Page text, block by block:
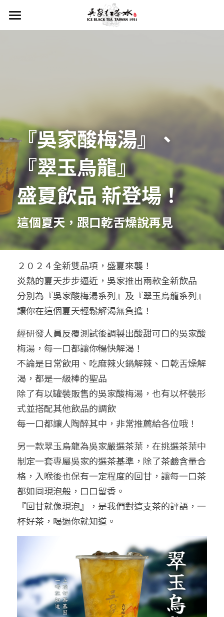
首頁
聯絡我們
加盟專線
搜索
察理王子
『吳家酸梅湯』、
『翠玉烏龍』
盛夏飲品 新登場！
這個夏天，跟口乾舌燥說再見
２０２４全新雙品項，盛夏來襲！
炎熱的夏天步步逼近，吳家推出兩款全新飲品
分別為『吳家酸梅湯系列』 及 『翠玉烏龍系列』
讓你在這個夏天輕鬆解渴無負擔！
經研發人員反覆測試後調製出酸甜可口的吳家酸
梅湯，每一口都讓你暢快解渴！
不論是日常飲用、吃麻辣火鍋解辣 、口乾舌燥解
渴，都是一級棒的聖品
除了有以罐裝販售的吳家酸梅湯，也有以杯裝形
式並搭配其他飲品的調飲
每一口都讓人陶醉其中，非常推薦給各位哦！
另一款翠玉烏龍為吳家嚴選茶葉，在挑選茶葉中
制定一套專屬吳家的選茶基準，除了茶鹼含量合
格，入喉後也保有一定程度的回甘，讓每一口茶
都如同現泡般，口口留香。
『回甘就像現泡』，是我們對這支茶的評語，一
杯好茶，喝過你就知道。